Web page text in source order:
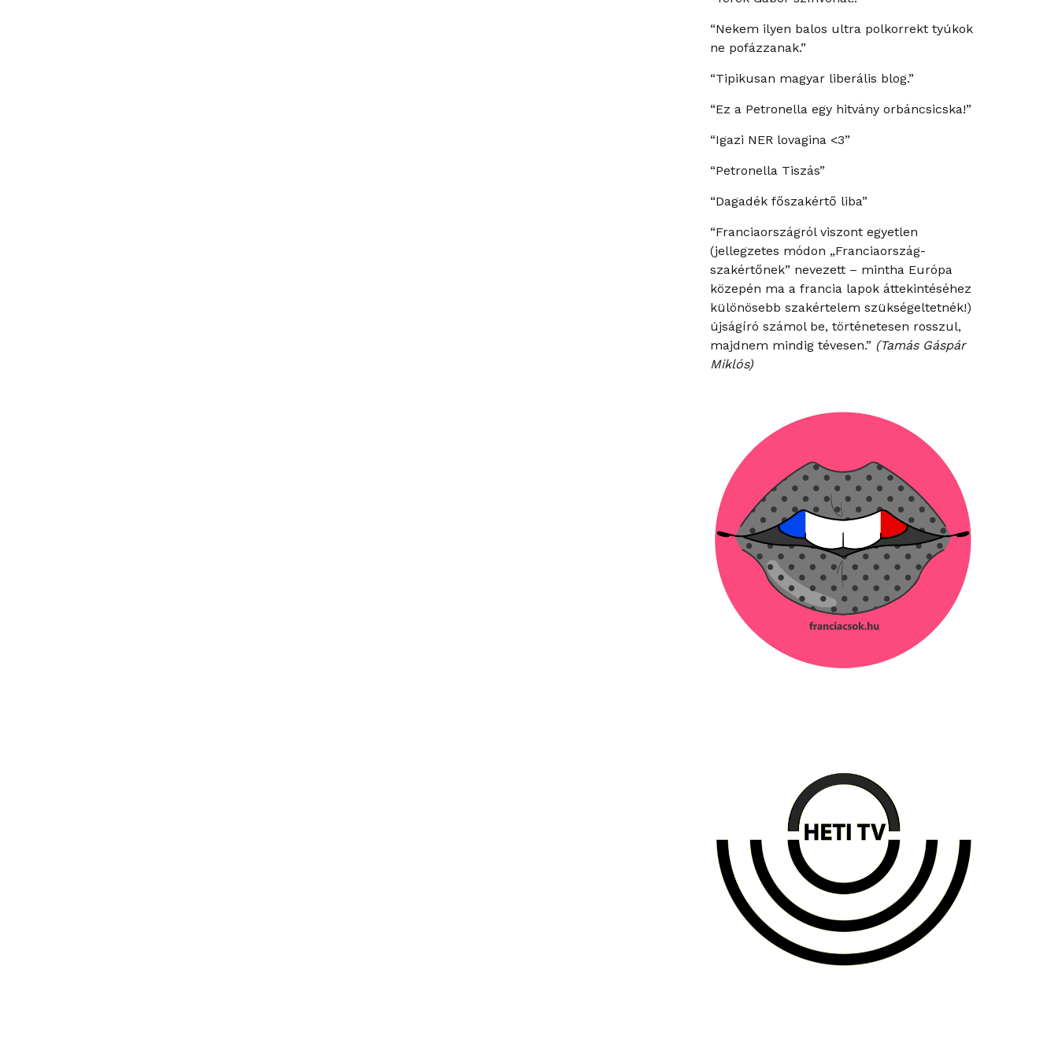
“Nekem ilyen balos ultra polkorrekt tyúkok
ne pofázzanak.”
“Tipikusan magyar liberális blog.”
“Ez a Petronella egy hitvány orbáncsicska!”
“Igazi NER lovagina <3”
“Petronella Tiszás”
“Dagadék főszakértő liba”
“Franciaországról viszont egyetlen
(jellegzetes módon „Franciaország-
szakértőnek” nevezett – mintha Európa
közepén ma a francia lapok áttekintéséhez
különösebb szakértelem szükségeltetnék!)
újságíró számol be, történetesen rosszul,
majdnem mindig tévesen.” (Tamás Gáspár
Miklós)